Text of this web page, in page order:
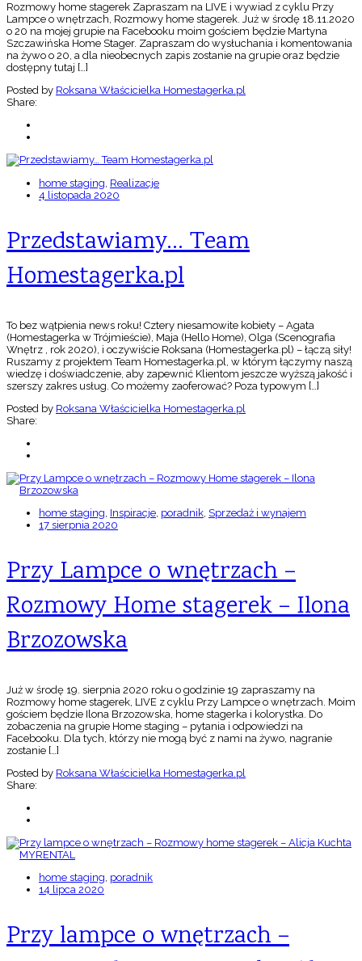
Rozmowy home stagerek Zapraszam na LIVE i wywiad z cyklu Przy
Lampce o wnętrzach, Rozmowy home stagerek. Już w środę 18.11.2020
o 20 na mojej grupie na Facebooku moim gościem będzie Martyna
Szczawińska Home Stager. Zapraszam do wysłuchania i komentowania
na żywo o 20, a dla nieobecnych zapis zostanie na grupie oraz będzie
dostępny tutaj […]
Posted by Roksana Właścicielka Homestagerka.pl
Share:
home staging, Realizacje
4 listopada 2020
Przedstawiamy… Team
Homestagerka.pl
To bez wątpienia news roku! Cztery niesamowite kobiety – Agata
(Homestagerka w Trójmieście), Maja (Hello Home), Olga (Scenografia
Wnętrz , rok 2020), i oczywiście Roksana (Homestagerka.pl) – łączą siły!
Ruszamy z projektem Team Homestagerka.pl, w którym łączymy naszą
wiedzę i doświadczenie, aby zapewnić Klientom jeszcze wyższą jakość i
szerszy zakres usług. Co możemy zaoferować? Poza typowym […]
Posted by Roksana Właścicielka Homestagerka.pl
Share:
home staging, Inspiracje, poradnik, Sprzedaż i wynajem
17 sierpnia 2020
Przy Lampce o wnętrzach –
Rozmowy Home stagerek – Ilona
Brzozowska
Już w środę 19. sierpnia 2020 roku o godzinie 19 zapraszamy na
Rozmowy home stagerek, LIVE z cyklu Przy Lampce o wnętrzach. Moim
gościem będzie Ilona Brzozowska, home stagerka i kolorystka. Do
zobaczenia na grupie Home staging – pytania i odpowiedzi na
Facebooku. Dla tych, którzy nie mogą być z nami na żywo, nagranie
zostanie […]
Posted by Roksana Właścicielka Homestagerka.pl
Share:
home staging, poradnik
14 lipca 2020
Przy lampce o wnętrzach –